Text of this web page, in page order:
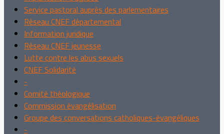
Service pastoral auprès des parlementaires
Réseau CNEF départemental
Information juridique
Réseau CNEF jeunesse
Lutte contre les abus sexuels
CNEF Solidarité
-
Comité théologique
Commission évangélisation
Groupe des conversations catholiques-évangéliques
-